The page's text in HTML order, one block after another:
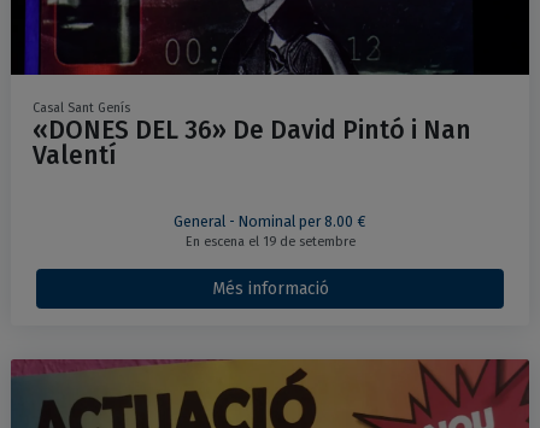
Casal Sant Genís
«DONES DEL 36» De David Pintó i Nan
Valentí
General - Nominal per 8.00 €
En escena el 19 de setembre
Més informació